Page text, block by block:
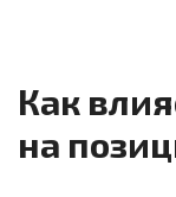
Как
на